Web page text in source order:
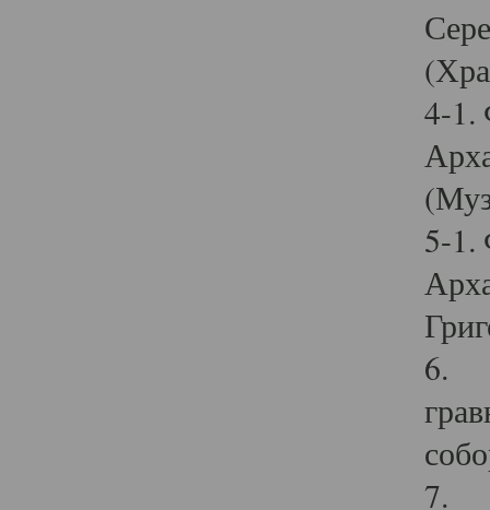
4-1.
5-1.
6.
7.